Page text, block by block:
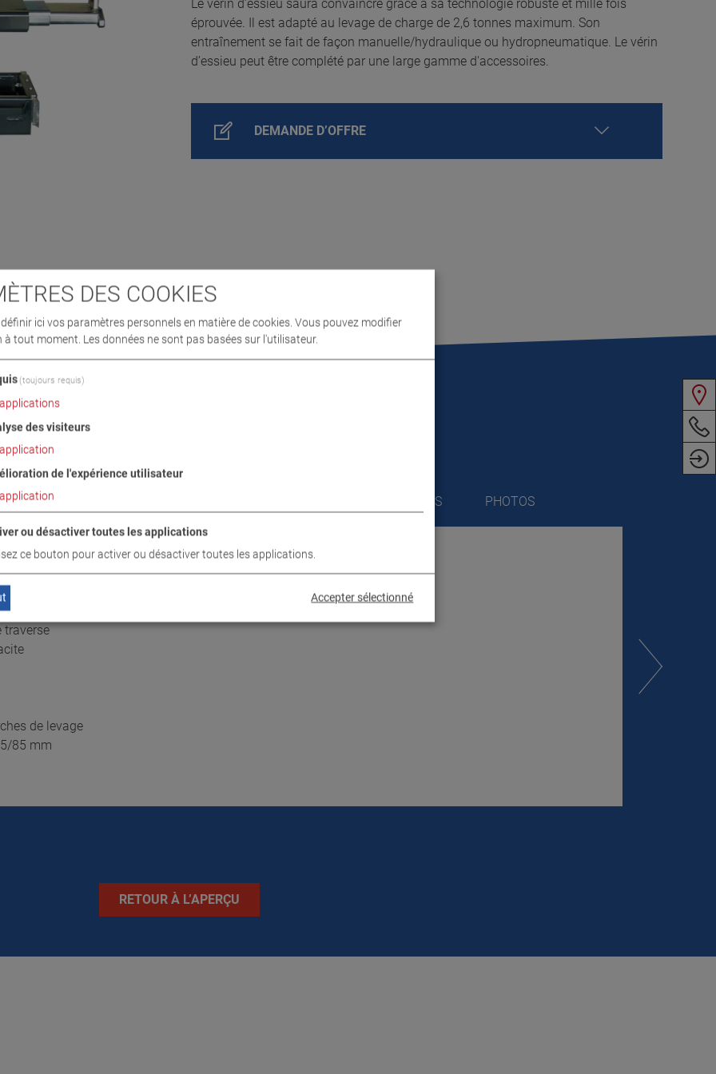
Le vérin d’essieu saura convaincre grâce à sa technologie robuste et mille fois
éprouvée. Il est adapté au levage de charge de 2,6 tonnes maximum. Son
entraînement se fait de façon manuelle/hydraulique ou hydropneumatique. Le vérin
d’essieu peut être complété par une large gamme d'accessoires.
DEMANDE D’OFFRE
CARACTÉRISTIQUES TECHNIQUES PHOTOS
DE LA LIVRAISON
traverse
de levage
85 mm
RETOUR À L’APERÇU
DES COOKIES
ici vos paramètres personnels en matière de cookies. Vous pouvez modifier
à tout moment. Les données ne sont pas basées sur l'utilisateur.
(toujours requis)
applications
des visiteurs
application
de l'expérience utilisateur
application
ou désactiver toutes les applications
ce bouton pour activer ou désactiver toutes les applications.
Accepter sélectionné